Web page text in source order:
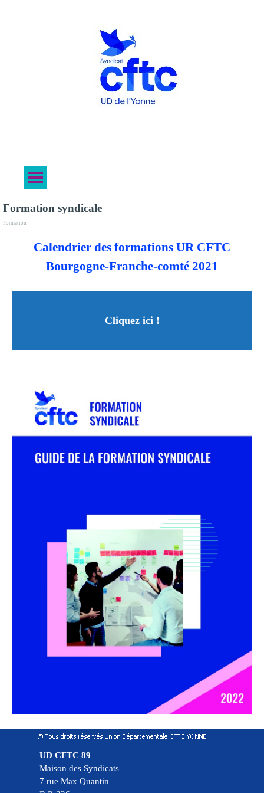
Formation syndicale
Formation
Calendrier des formations UR CFTC
Bourgogne-Franche-comté 2021
Cliquez ici !
UD CFTC 89
Maison des Syndicats
7 rue Max Quantin